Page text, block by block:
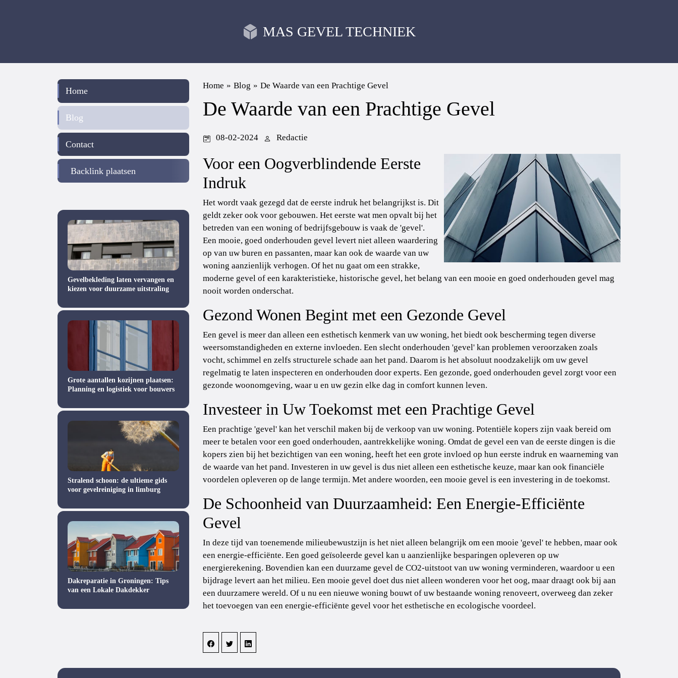
MAS GEVEL TECHNIEK
Home
Blog
Contact
Backlink plaatsen
Gevelbekleding laten vervangen en
kiezen voor duurzame uitstraling
Grote aantallen kozijnen plaatsen:
Planning en logistiek voor bouwers
Stralend schoon: de ultieme gids
voor gevelreiniging in limburg
Dakreparatie in Groningen: Tips
van een Lokale Dakdekker
Home » Blog » De Waarde van een Prachtige Gevel
De Waarde van een Prachtige Gevel
08-02-2024 Redactie
Voor een Oogverblindende Eerste
Indruk
Het wordt vaak gezegd dat de eerste indruk het belangrijkst is. Dit
geldt zeker ook voor gebouwen. Het eerste wat men opvalt bij het
betreden van een woning of bedrijfsgebouw is vaak de 'gevel'.
Een mooie, goed onderhouden gevel levert niet alleen waardering
op van uw buren en passanten, maar kan ook de waarde van uw
woning aanzienlijk verhogen. Of het nu gaat om een strakke,
moderne gevel of een karakteristieke, historische gevel, het belang van een mooie en goed onderhouden gevel mag
nooit worden onderschat.
Gezond Wonen Begint met een Gezonde Gevel
Een gevel is meer dan alleen een esthetisch kenmerk van uw woning, het biedt ook bescherming tegen diverse
weersomstandigheden en externe invloeden. Een slecht onderhouden 'gevel' kan problemen veroorzaken zoals
vocht, schimmel en zelfs structurele schade aan het pand. Daarom is het absoluut noodzakelijk om uw gevel
regelmatig te laten inspecteren en onderhouden door experts. Een gezonde, goed onderhouden gevel zorgt voor een
gezonde woonomgeving, waar u en uw gezin elke dag in comfort kunnen leven.
Investeer in Uw Toekomst met een Prachtige Gevel
Een prachtige 'gevel' kan het verschil maken bij de verkoop van uw woning. Potentiële kopers zijn vaak bereid om
meer te betalen voor een goed onderhouden, aantrekkelijke woning. Omdat de gevel een van de eerste dingen is die
kopers zien bij het bezichtigen van een woning, heeft het een grote invloed op hun eerste indruk en waarneming van
de waarde van het pand. Investeren in uw gevel is dus niet alleen een esthetische keuze, maar kan ook financiële
voordelen opleveren op de lange termijn. Met andere woorden, een mooie gevel is een investering in de toekomst.
De Schoonheid van Duurzaamheid: Een Energie-Efficiënte
Gevel
In deze tijd van toenemende milieubewustzijn is het niet alleen belangrijk om een mooie 'gevel' te hebben, maar ook
een energie-efficiënte. Een goed geïsoleerde gevel kan u aanzienlijke besparingen opleveren op uw
energierekening. Bovendien kan een duurzame gevel de CO2-uitstoot van uw woning verminderen, waardoor u een
bijdrage levert aan het milieu. Een mooie gevel doet dus niet alleen wonderen voor het oog, maar draagt ook bij aan
een duurzamere wereld. Of u nu een nieuwe woning bouwt of uw bestaande woning renoveert, overweeg dan zeker
het toevoegen van een energie-efficiënte gevel voor het esthetische en ecologische voordeel.